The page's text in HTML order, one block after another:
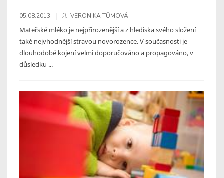
05.08.2013 VERONIKA TŮMOVÁ
Mateřské mléko je nejpřirozenější a z hlediska svého složení
také nejvhodnější stravou novorozence. V současnosti je
dlouhodobé kojení velmi doporučováno a propagováno, v
důsledku ...